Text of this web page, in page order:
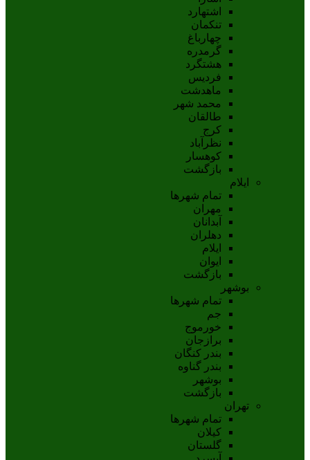
اشتهارد
تنکمان
چهارباغ
گرمدره
هشتگرد
فردیس
ماهدشت
محمد شهر
طالقان
کرج
نظرآباد
کوهسار
بازگشت
ایلام
تمام شهر‌ها
مهران
آبدانان
دهلران
ايلام
ايوان
بازگشت
بوشهر
تمام شهر‌ها
جم
خورموج
برازجان
بندر کنگان
بندر گناوه
بوشهر
بازگشت
تهران
تمام شهر‌ها
کیلان
گلستان